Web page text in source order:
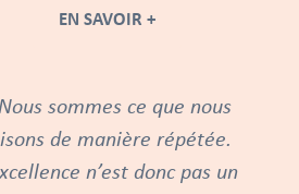
EN SAVOIR +
sommes ce que nous
de manière répétée.
n’est donc pas un